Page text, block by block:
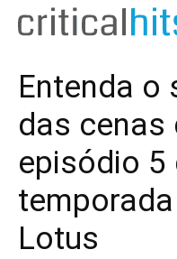
Entenda o
das cenas
episódio 5
Lotus